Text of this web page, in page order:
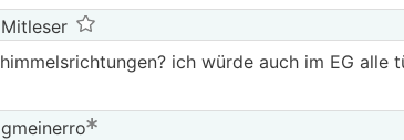
Mitleser
himmelsrichtungen? ich würde auch im EG alle
gmeinerro